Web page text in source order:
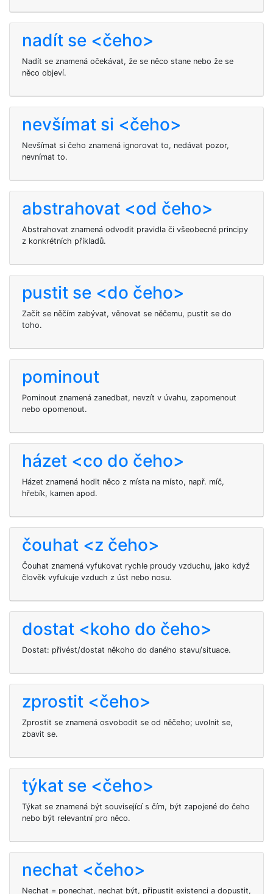
nadít se <čeho>
Nadít se znamená očekávat, že se něco stane nebo že se
něco objeví.
nevšímat si <čeho>
Nevšímat si čeho znamená ignorovat to, nedávat pozor,
nevnímat to.
abstrahovat <od čeho>
Abstrahovat znamená odvodit pravidla či všeobecné principy
z konkrétních příkladů.
pustit se <do čeho>
Začít se něčím zabývat, věnovat se něčemu, pustit se do
toho.
pominout
Pominout znamená zanedbat, nevzít v úvahu, zapomenout
nebo opomenout.
házet <co do čeho>
Házet znamená hodit něco z místa na místo, např. míč,
hřebík, kamen apod.
čouhat <z čeho>
Čouhat znamená vyfukovat rychle proudy vzduchu, jako když
člověk vyfukuje vzduch z úst nebo nosu.
dostat <koho do čeho>
Dostat: přivést/dostat někoho do daného stavu/situace.
zprostit <čeho>
Zprostit se znamená osvobodit se od něčeho; uvolnit se,
zbavit se.
týkat se <čeho>
Týkat se znamená být související s čím, být zapojené do čeho
nebo být relevantní pro něco.
nechat <čeho>
Nechat = ponechat, nechat být, připustit existenci a dopustit,